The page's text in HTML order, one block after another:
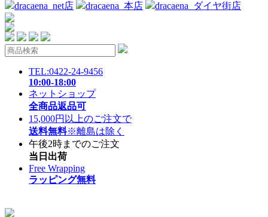
dracaena_net店 dracaena_本店 dracaena_ダイヤ街店
TEL:0422-24-9456
10:00-18:00
ネットショップ
全商品返品可
15,000円以上のご注文で
送料無料※離島は除く
午後2時までのご注文
当日出荷
Free Wrapping
ラッピング無料